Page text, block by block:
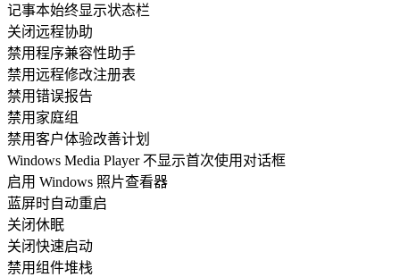
记事本始终显示状态栏
关闭远程协助
禁用程序兼容性助手
禁用远程修改注册表
禁用错误报告
禁用家庭组
禁用客户体验改善计划
Windows Media Player 不显示首次使用对话框
启用 Windows 照片查看器
蓝屏时自动重启
关闭休眠
关闭快速启动
禁用组件堆栈